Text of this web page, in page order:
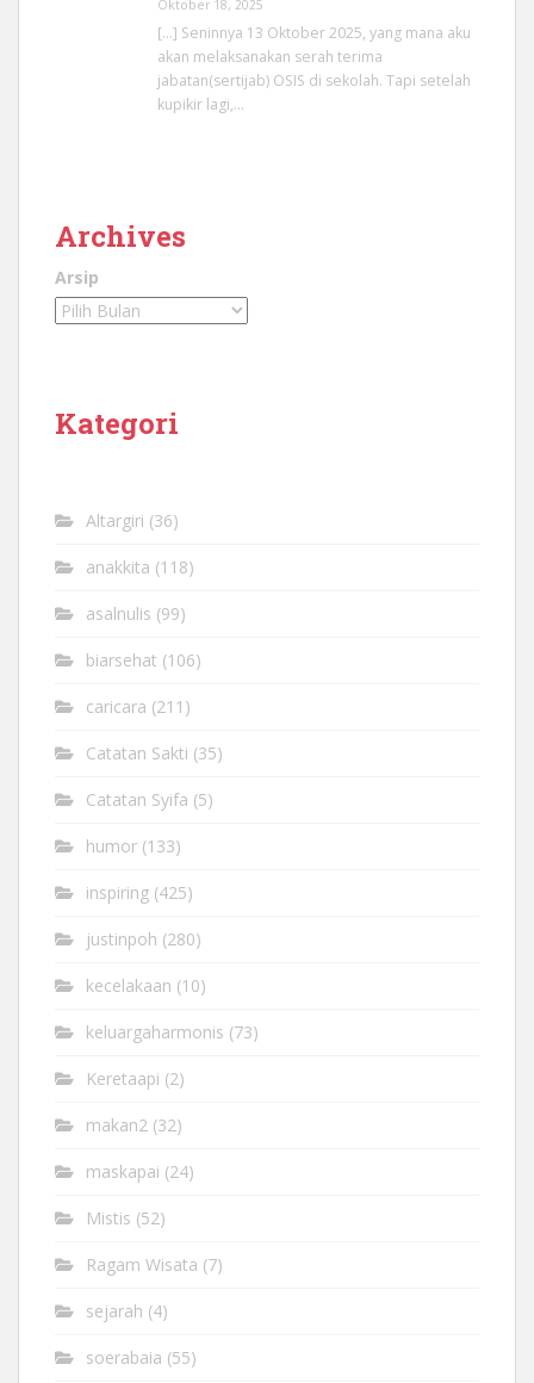
Oktober 18, 2025
[…] Seninnya 13 Oktober 2025, yang mana aku
akan melaksanakan serah terima
jabatan(sertijab) OSIS di sekolah. Tapi setelah
kupikir lagi,…
Archives
Arsip
Kategori
Altargiri (36)
anakkita (118)
asalnulis (99)
biarsehat (106)
caricara (211)
Catatan Sakti (35)
Catatan Syifa (5)
humor (133)
inspiring (425)
justinpoh (280)
kecelakaan (10)
keluargaharmonis (73)
Keretaapi (2)
makan2 (32)
maskapai (24)
Mistis (52)
Ragam Wisata (7)
sejarah (4)
soerabaia (55)